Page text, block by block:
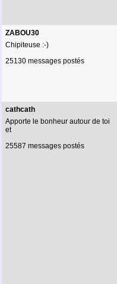
ZABOU30
Chipiteuse :-)
25130 messages postés
cathcath
Apporte le bonheur autour de toi
et
25587 messages postés